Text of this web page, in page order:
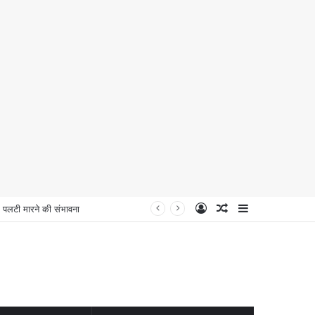
मारने की संभावना
Random
Log